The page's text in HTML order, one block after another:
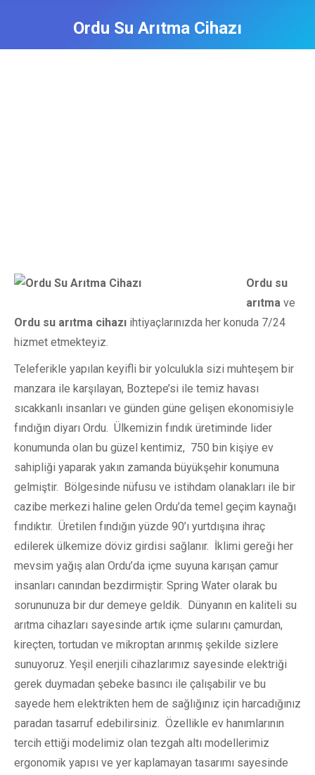
Ordu Su Arıtma Cihazı
Ordu su
arıtma ve
Ordu su arıtma cihazı ihtiyaçlarınızda her konuda 7/24
hizmet etmekteyiz.
Teleferikle yapılan keyifli bir yolculukla sizi muhteşem bir
manzara ile karşılayan, Boztepe’si ile temiz havası
sıcakkanlı insanları ve günden güne gelişen ekonomisiyle
fındığın diyarı Ordu. Ülkemizin fındık üretiminde lider
konumunda olan bu güzel kentimiz, 750 bin kişiye ev
sahipliği yaparak yakın zamanda büyükşehir konumuna
gelmiştir. Bölgesinde nüfusu ve istihdam olanakları ile bir
cazibe merkezi haline gelen Ordu’da temel geçim kaynağı
fındıktır. Üretilen fındığın yüzde 90’ı yurtdışına ihraç
edilerek ülkemize döviz girdisi sağlanır. İklimi gereği her
mevsim yağış alan Ordu’da içme suyuna karışan çamur
insanları canından bezdirmiştir. Spring Water olarak bu
sorununuza bir dur demeye geldik. Dünyanın en kaliteli su
arıtma cihazları sayesinde artık içme sularını çamurdan,
kireçten, tortudan ve mikroptan arınmış şekilde sizlere
sunuyoruz. Yeşil enerjili cihazlarımız sayesinde elektriği
gerek duymadan şebeke basıncı ile çalışabilir ve bu
sayede hem elektrikten hem de sağlığınız için harcadığınız
paradan tasarruf edebilirsiniz. Özellikle ev hanımlarının
tercih ettiği modelimiz olan tezgah altı modellerimiz
ergonomik yapısı ve yer kaplamayan tasarımı sayesinde